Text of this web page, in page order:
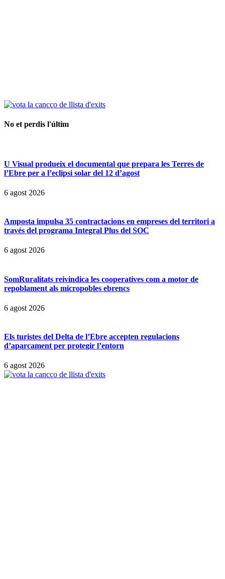
No et perdis l'últim
U Visual produeix el documental que prepara les Terres de
l’Ebre per a l’eclipsi solar del 12 d’agost
6 agost 2026
Amposta impulsa 35 contractacions en empreses del territori a
través del programa Integral Plus del SOC
6 agost 2026
SomRuralitats reivindica les cooperatives com a motor de
repoblament als micropobles ebrencs
6 agost 2026
Els turistes del Delta de l’Ebre accepten regulacions
d’aparcament per protegir l’entorn
6 agost 2026